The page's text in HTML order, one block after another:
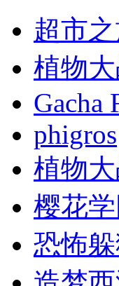
超市
植物
Gacha
phigros
植物
樱花
恐怖